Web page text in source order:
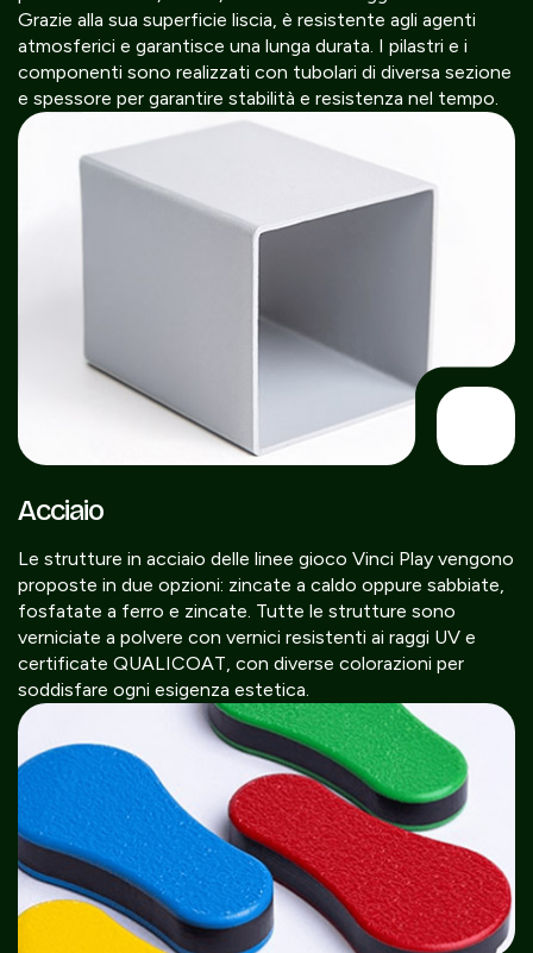
Grazie alla sua superficie liscia, è resistente agli agenti
atmosferici e garantisce una lunga durata. I pilastri e i
componenti sono realizzati con tubolari di diversa sezione
e spessore per garantire stabilità e resistenza nel tempo.
Acciaio
Le strutture in acciaio delle linee gioco Vinci Play vengono
proposte in due opzioni: zincate a caldo oppure sabbiate,
fosfatate a ferro e zincate. Tutte le strutture sono
verniciate a polvere con vernici resistenti ai raggi UV e
certificate QUALICOAT, con diverse colorazioni per
soddisfare ogni esigenza estetica.